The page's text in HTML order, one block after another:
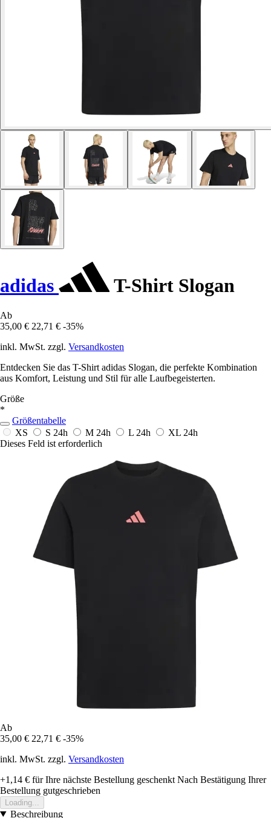
adidas T-Shirt Slogan
Ab
35,00 € 22,71 € -35%
inkl. MwSt. zzgl. Versandkosten
Entdecken Sie das T-Shirt adidas Slogan, die perfekte Kombination
aus Komfort, Leistung und Stil für alle Laufbegeisterten.
Größe
*
Größentabelle
XS
S 24h M 24h L 24h XL 24h
Dieses Feld ist erforderlich
Ab
35,00 € 22,71 € -35%
inkl. MwSt. zzgl. Versandkosten
+1,14 € für Ihre nächste Bestellung geschenkt Nach Bestätigung Ihrer
Bestellung gutgeschrieben
Loading...
Beschreibung